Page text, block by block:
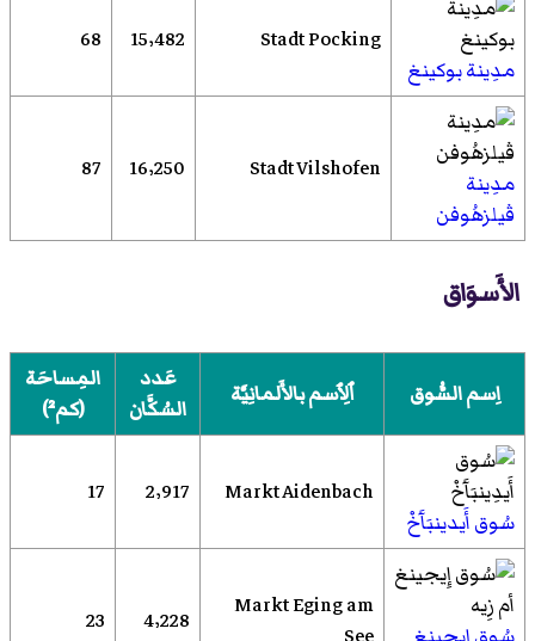
مدِينة بوكينغ
Stadt Pocking 15٬482 68
مدِينة
ڤيلزهُوفن
Stadt Vilshofen 16٬250 87
الأَسوَاق
اِسم السُّوق ٱلِٱسم بالأَلمانِيَّة
عَدد
السُكَّان
المِساحَة
(كم²)
سُوق أَيدينبَآَخْ
Markt Aidenbach 2٬917 17
Markt Eging am
4٬228 23